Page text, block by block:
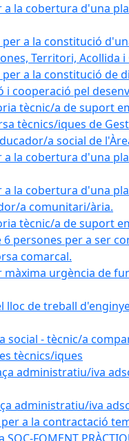
a la cobertura d'una
a la constitució
Territori, Acollida
a la constitució
cooperació pel
tècnic/a de
tècnics/iques de
a social de
a la cobertura d'una
la cobertura d'una
a comunitari/ària.
tècnic/a de
persones per a ser
comarcal.
màxima urgència de
lloc de treball
social - tècnic/a
tècnics/iques
administratiu/iva
administratiu/iva
per a la contractació